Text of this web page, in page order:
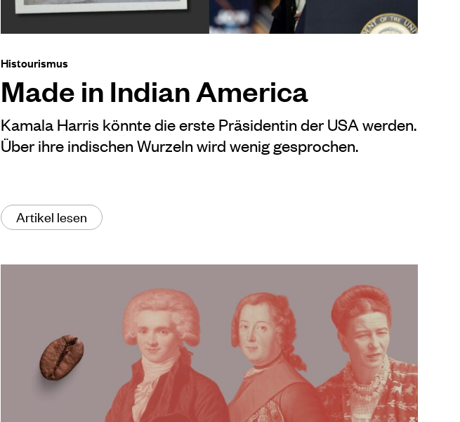
Histourismus
Made in Indian America
Kamala Harris könnte die erste Präsidentin der USA werden.
Über ihre indischen Wurzeln wird wenig gesprochen.
Artikel lesen